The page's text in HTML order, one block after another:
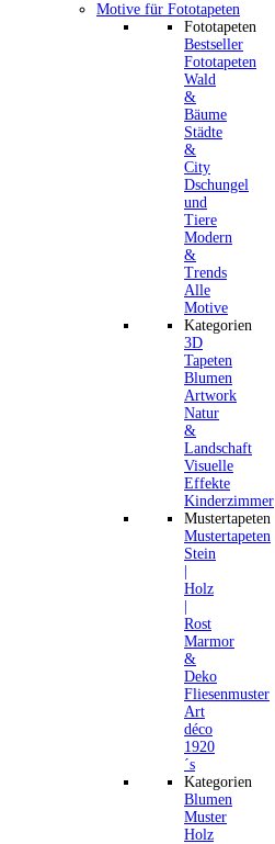
Motive für Fototapeten
Fototapeten
Bestseller
Fototapeten
Wald
&
Bäume
Städte
&
City
Dschungel
und
Tiere
Modern
&
Trends
Alle
Motive
Kategorien
3D
Tapeten
Blumen
Artwork
Natur
&
Landschaft
Visuelle
Effekte
Kinderzimmer
Mustertapeten
Mustertapeten
Stein
Holz
Rost
Marmor
&
Deko
Fliesenmuster
Art
déco
1920
´s
Kategorien
Blumen
Muster
Holz